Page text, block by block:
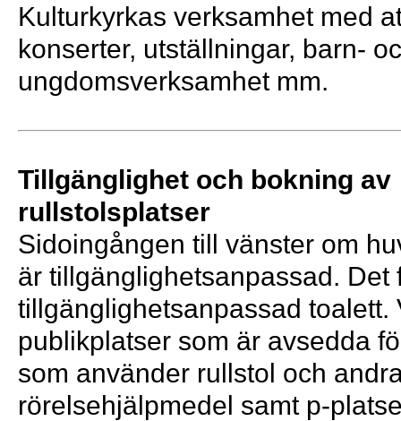
Kulturkyrkas verksamhet med
konserter, utställningar, barn-
ungdomsverksamhet mm.
Tillgänglighet och bokning av
rullstolsplatser
Sidoingången till vänster om
är tillgänglighetsanpassad. Det
tillgänglighetsanpassad toalett.
publikplatser som är avsedda
som använder rullstol och
rörelsehjälpmedel samt p-